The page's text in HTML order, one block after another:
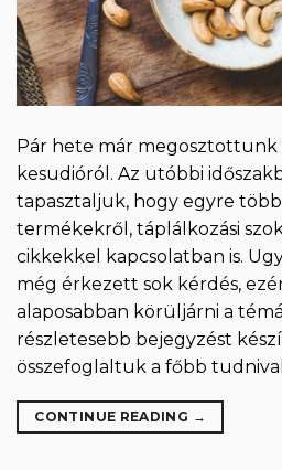
Pár hete már megosztottunk
kesudióról. Az utóbbi
tapasztaljuk, hogy egyre
termékekről, táplálkozási
cikkekkel kapcsolatban is.
még érkezett sok kérdés,
alaposabban körüljárni a
részletesebb bejegyzést
összefoglaltuk a főbb
CONTINUE READING →